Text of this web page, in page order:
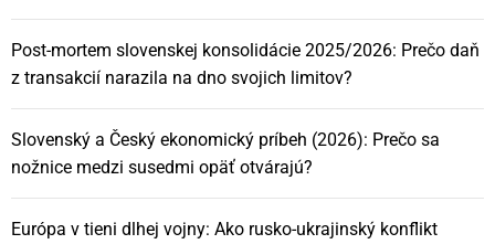
Post-mortem slovenskej konsolidácie 2025/2026: Prečo daň
z transakcií narazila na dno svojich limitov?
Slovenský a Český ekonomický príbeh (2026): Prečo sa
nožnice medzi susedmi opäť otvárajú?
Európa v tieni dlhej vojny: Ako rusko-ukrajinský konflikt